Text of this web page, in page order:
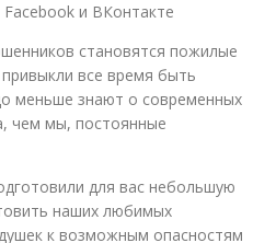
и ВКонтакте
становятся пожилые
все время быть
меньше знают о современных
чем мы, постоянные
для вас небольшую
наших любимых
к возможным опасностям